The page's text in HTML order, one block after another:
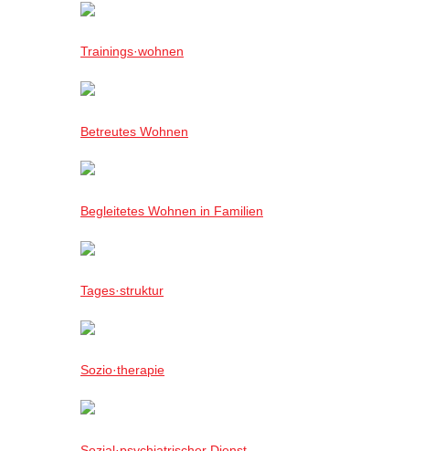
Trainings·wohnen
Betreutes Wohnen
Begleitetes Wohnen in Familien
Tages·struktur
Sozio·therapie